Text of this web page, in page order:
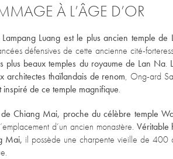
À L’ÂGE D’OR
Luang est le plus ancien temple de
défensives de cette ancienne cité-
plus beaux temples du royaume de Lan Na.
architectes thaïlandais de renom, Ong-ard
inspiré de ce temple magnifique.
Chiang Mai, proche du célèbre temple
d’un ancien monastère. Véritable
Mai, il possède une charpente vieille de 400